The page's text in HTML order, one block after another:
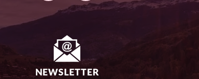
NEWSLETTER